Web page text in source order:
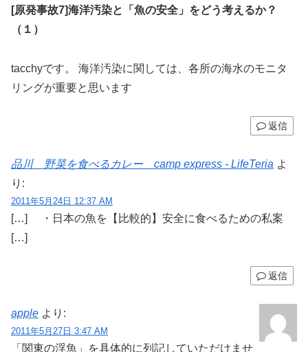
[原発事故7]海洋汚染と「魚の安全」をどう考えるか？
（１）
tacchyです。 海洋汚染に関しては、各所の海水のモニタ
リングが重要と思います
返信
品川 野菜を食べるカレー camp express - LifeTeria よ
り:
2011年5月24日 12:37 AM
[…] ・日本の魚を【比較的】安全に食べるための私案
[…]
返信
apple より:
2011年5月27日 3:47 AM
「関東の浮魚」を具体的に列記していただけませ